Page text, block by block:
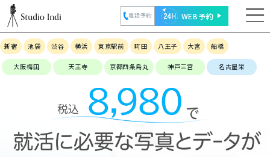
電話予約 WEB予約
新宿 池袋 渋谷 横浜 東京駅前 町田 八王子 大宮 船橋
大阪梅田 天王寺 京都四条烏丸 神戸三宮 名古屋栄